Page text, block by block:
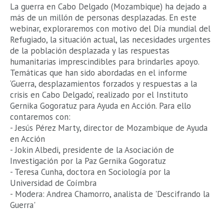
La guerra en Cabo Delgado (Mozambique) ha dejado a
más de un millón de personas desplazadas. En este
webinar, exploraremos con motivo del Día mundial del
Refugiado, la situación actual, las necesidades urgentes
de la población desplazada y las respuestas
humanitarias imprescindibles para brindarles apoyo.
Temáticas que han sido abordadas en el informe
‘Guerra, desplazamientos forzados y respuestas a la
crisis en Cabo Delgado’, realizado por el Instituto
Gernika Gogoratuz para Ayuda en Acción. Para ello
contaremos con:
- Jesús Pérez Marty, director de Mozambique de Ayuda
en Acción
- Jokin Albedi, presidente de la Asociación de
Investigación por la Paz Gernika Gogoratuz
- Teresa Cunha, doctora en Sociología por la
Universidad de Coímbra
- Modera: Andrea Chamorro, analista de 'Descifrando la
Guerra'